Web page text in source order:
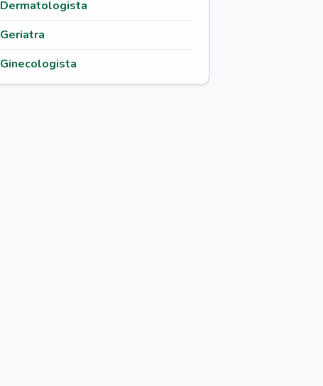
Dermatologista
Geriatra
Ginecologista